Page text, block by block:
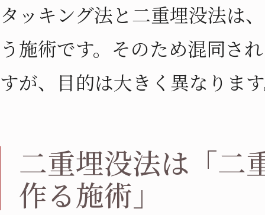
タッキング法と二重埋没法は
う施術です。そのため混同さ
すが、目的は大きく異なりま
二重埋没法は「二
作る施術」